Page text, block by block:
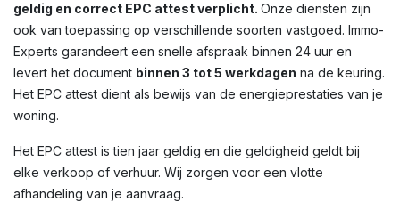
geldig en correct EPC attest verplicht. Onze diensten zijn
ook van toepassing op verschillende soorten vastgoed. Immo-
Experts garandeert een snelle afspraak binnen 24 uur en
levert het document binnen 3 tot 5 werkdagen na de keuring.
Het EPC attest dient als bewijs van de energieprestaties van je
woning.
Het EPC attest is tien jaar geldig en die geldigheid geldt bij
elke verkoop of verhuur. Wij zorgen voor een vlotte
afhandeling van je aanvraag.